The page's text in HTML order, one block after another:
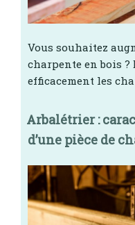
Vous souhaitez
charpente en bois
efficacement les
Arbalétrier :
d’une pièce de